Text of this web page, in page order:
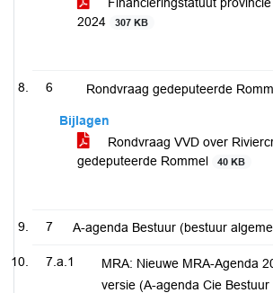
2024
307 KB
6 Rondvraag gedeputeerde
Bijlagen
Rondvraag VVD over
gedeputeerde Rommel
40 KB
7 A-agenda Bestuur (bestuur
7.a.1
MRA: Nieuwe MRA-Agenda
versie (A-agenda Cie